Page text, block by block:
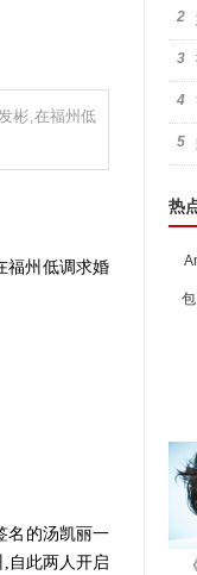
彬,在福州低
福州低调求婚
名的汤凯丽一
自此两人开启
2
3
4
5
热